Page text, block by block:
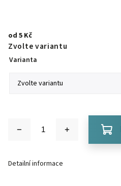
od 5 Kč
Zvolte variantu
Varianta
Detailní informace